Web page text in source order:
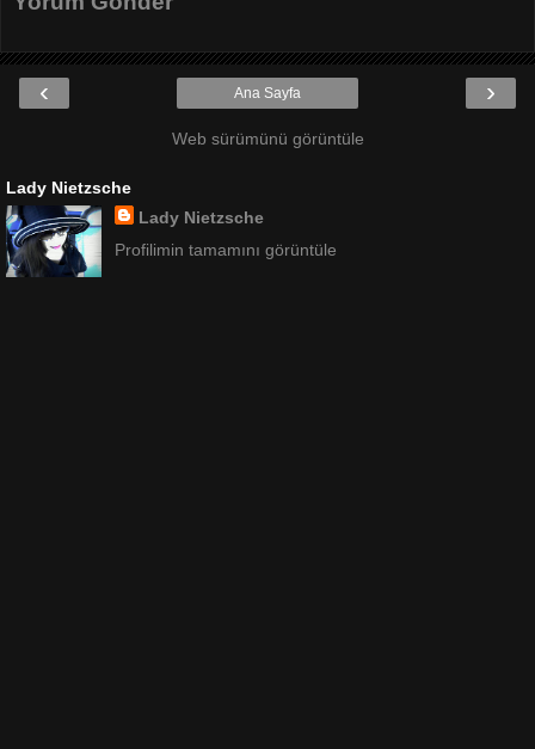
‹ ›
Ana Sayfa
Web sürümünü görüntüle
Lady Nietzsche
Lady Nietzsche
Profilimin tamamını görüntüle